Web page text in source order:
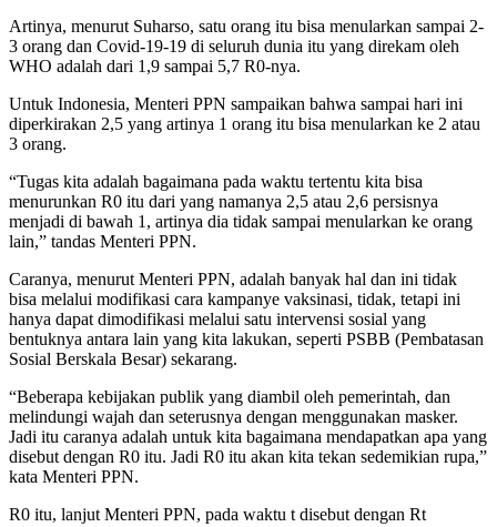
Artinya, menurut Suharso, satu orang itu bisa menularkan sampai 2-
3 orang dan Covid-19-19 di seluruh dunia itu yang direkam oleh
WHO adalah dari 1,9 sampai 5,7 R0-nya.
Untuk Indonesia, Menteri PPN sampaikan bahwa sampai hari ini
diperkirakan 2,5 yang artinya 1 orang itu bisa menularkan ke 2 atau
3 orang.
“Tugas kita adalah bagaimana pada waktu tertentu kita bisa
menurunkan R0 itu dari yang namanya 2,5 atau 2,6 persisnya
menjadi di bawah 1, artinya dia tidak sampai menularkan ke orang
lain,” tandas Menteri PPN.
Caranya, menurut Menteri PPN, adalah banyak hal dan ini tidak
bisa melalui modifikasi cara kampanye vaksinasi, tidak, tetapi ini
hanya dapat dimodifikasi melalui satu intervensi sosial yang
bentuknya antara lain yang kita lakukan, seperti PSBB (Pembatasan
Sosial Berskala Besar) sekarang.
“Beberapa kebijakan publik yang diambil oleh pemerintah, dan
melindungi wajah dan seterusnya dengan menggunakan masker.
Jadi itu caranya adalah untuk kita bagaimana mendapatkan apa yang
disebut dengan R0 itu. Jadi R0 itu akan kita tekan sedemikian rupa,”
kata Menteri PPN.
R0 itu, lanjut Menteri PPN, pada waktu t disebut dengan Rt